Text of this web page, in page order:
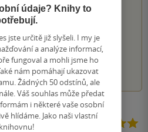
PRODUKTU
0.0 z 5
4 5
údaje? Knihy to
jste určitě již slyšeli. I my je
a analýze informací,
fungoval a mohli jsme ho
nám pomáhají ukazovat
Žádných 50 odstínů, ale
Váš souhlas může předat
i některé vaše osobní
hlídáme. Jako naši vlastní
knihovnu!